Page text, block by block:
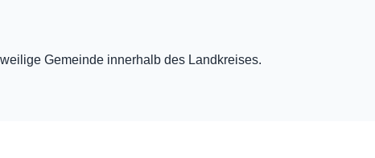
Gemeinde innerhalb des Landkreises.